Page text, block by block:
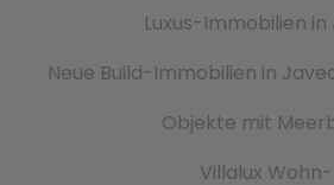
Luxus-Immobilien in
Neue Build-Immobilien in
Objekte mit
Villalux Wohn-